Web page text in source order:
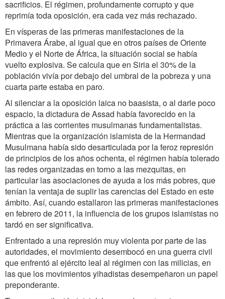
sacrificios. El régimen, profundamente corrupto y que
reprimía toda oposición, era cada vez más rechazado.
En vísperas de las primeras manifestaciones de la
Primavera Árabe, al igual que en otros países de Oriente
Medio y el Norte de África, la situación social se había
vuelto explosiva. Se calcula que en Siria el 30% de la
población vivía por debajo del umbral de la pobreza y una
cuarta parte estaba en paro.
Al silenciar a la oposición laica no baasista, o al darle poco
espacio, la dictadura de Assad había favorecido en la
práctica a las corrientes musulmanas fundamentalistas.
Mientras que la organización islamista de la Hermandad
Musulmana había sido desarticulada por la feroz represión
de principios de los años ochenta, el régimen había tolerado
las redes organizadas en torno a las mezquitas, en
particular las asociaciones de ayuda a los más pobres, que
tenían la ventaja de suplir las carencias del Estado en este
ámbito. Así, cuando estallaron las primeras manifestaciones
en febrero de 2011, la influencia de los grupos islamistas no
tardó en ser significativa.
Enfrentado a una represión muy violenta por parte de las
autoridades, el movimiento desembocó en una guerra civil
que enfrentó al ejército leal al régimen con las milicias, en
las que los movimientos yihadistas desempeñaron un papel
preponderante.